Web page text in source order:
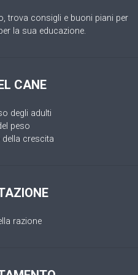
trova consigli e buoni piani per
la sua educazione.
CANE
degli adulti
peso
crescita
razione